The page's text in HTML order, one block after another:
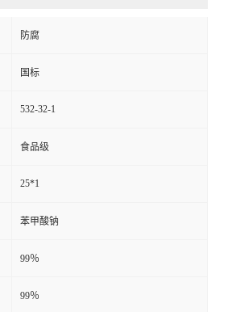
防腐
国标
532-32-1
食品级
25*1
苯甲酸钠
99％
99％